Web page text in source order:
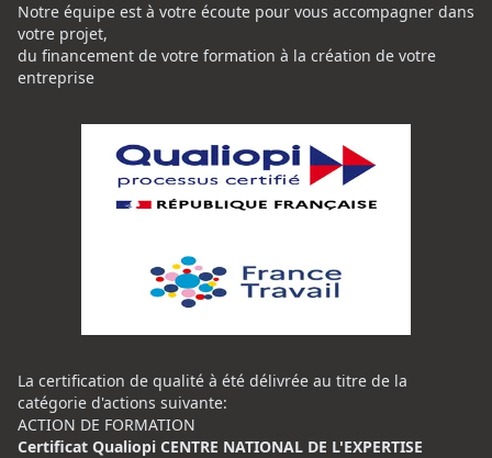
Notre équipe est à votre écoute pour vous accompagner dans
votre projet,
du financement de votre formation à la création de votre
entreprise
La certification de qualité à été délivrée au titre de la
catégorie d'actions suivante:
ACTION DE FORMATION
Certificat Qualiopi CENTRE NATIONAL DE L'EXPERTISE